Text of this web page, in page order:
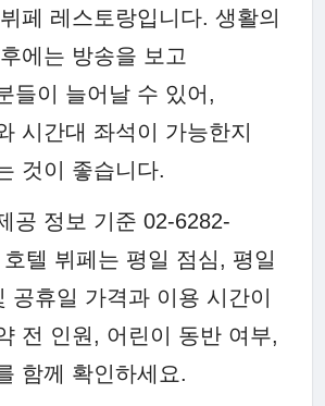
페 레스토랑입니다. 생활의
에는 방송을 보고
들이 늘어날 수 있어,
시간대 좌석이 가능한지
것이 좋습니다.
공 정보 기준 02-6282-
텔 뷔페는 평일 점심, 평일
공휴일 가격과 이용 시간이
전 인원, 어린이 동반 여부,
함께 확인하세요.